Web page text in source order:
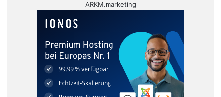
ARKM.marketing